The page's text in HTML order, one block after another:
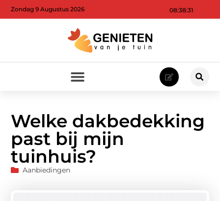
08:38:33
Zondag 9 Augustus 2026
Welke dakbedekking
past bij mijn
tuinhuis?
Aanbiedingen